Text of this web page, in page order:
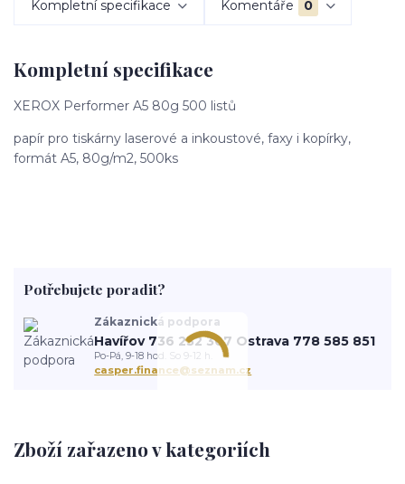
Kompletní specifikace Komentáře 0
Kompletní specifikace
XEROX Performer A5 80g 500 listů
papír pro tiskárny laserové a inkoustové, faxy i kopírky,
formát A5, 80g/m2, 500ks
Zboží zařazeno v kategoriích
Potřebujete poradit?
Zákaznická podpora
Havířov 736 232 307 Ostrava 778 585 851
Po-Pá, 9-18 hod. So 9-12 h.
casper.finance@seznam.cz